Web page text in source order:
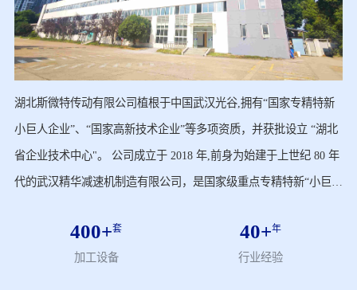
湖北斯微特传动有限公司植根于中国武汉光谷,拥有“国家专精特新
小巨人企业”、“国家高新技术企业”等多项资质，并获批设立 “湖北
省企业技术中心"。 公司成立于 2018 年,前身为始建于上世纪 80 年
代的武汉精华减速机制造有限公司，是国家级重点专精特新“小巨
与经营,已建成 10 万平方米、涵盖 “400 + 产品矩阵” 的生产基地，
在 70 多个行业的持续实践应用中，企业与产品实现稳步提升。 院
400+套
加工设备
40+年
行业经验